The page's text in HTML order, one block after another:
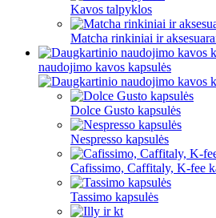
Kavos talpyklos
Matcha rinkiniai ir
naudojimo kavos kapsulės
Dolce Gusto kapsulės
Nespresso kapsulės
Cafissimo, Caffitaly, K-fee
Tassimo kapsulės